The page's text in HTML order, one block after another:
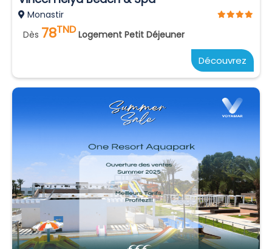
Monastir
Dès 78TND Logement Petit Déjeuner
Découvrez